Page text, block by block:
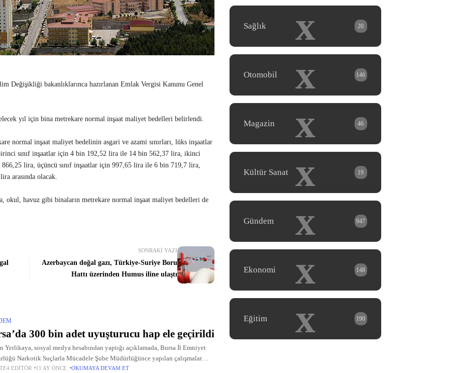
Değişikliği bakanlıklarınca hazırlanan Emlak Vergisi Kanunu Genel
yıl için bina metrekare normal inşaat maliyet bedelleri belirlendi.
normal inşaat maliyet bedelinin asgari ve azami sınırları, lüks inşaatlar
sınıf inşaatlar için 4 bin 192,52 lira ile 14 bin 562,37 lira, ikinci
lira, üçüncü sınıf inşaatlar için 997,65 lira ile 6 bin 719,7 lira,
arasında olacak.
okul, havuz gibi binaların metrekare normal inşaat maliyet bedelleri de
SONRAKI YAZI
Azerbaycan doğal gazı, Türkiye-Suriye Boru
Hattı üzerinden Humus iline ulaştı
300 bin adet uyuşturucu hap ele geçirildi
Yerlikaya, sosyal medya hesabından yaptığı açıklamada, Bursa İl Emniyet
Narkotik Suçlarla Mücadele Şube Müdürlüğünce yapılan çalışmalar
Orhangazi'de zehir tacirlerine yönelik operasyon düzenlendiğini belirtti.
EDITÖR 11 AY ÖNCE OKUMAYA DEVAM ET
x
Sağlık 20
x
Otomobil 146
x
Magazin 46
x
Kültür Sanat 19
x
Gündem 947
x
Ekonomi 148
x
Eğitim 190